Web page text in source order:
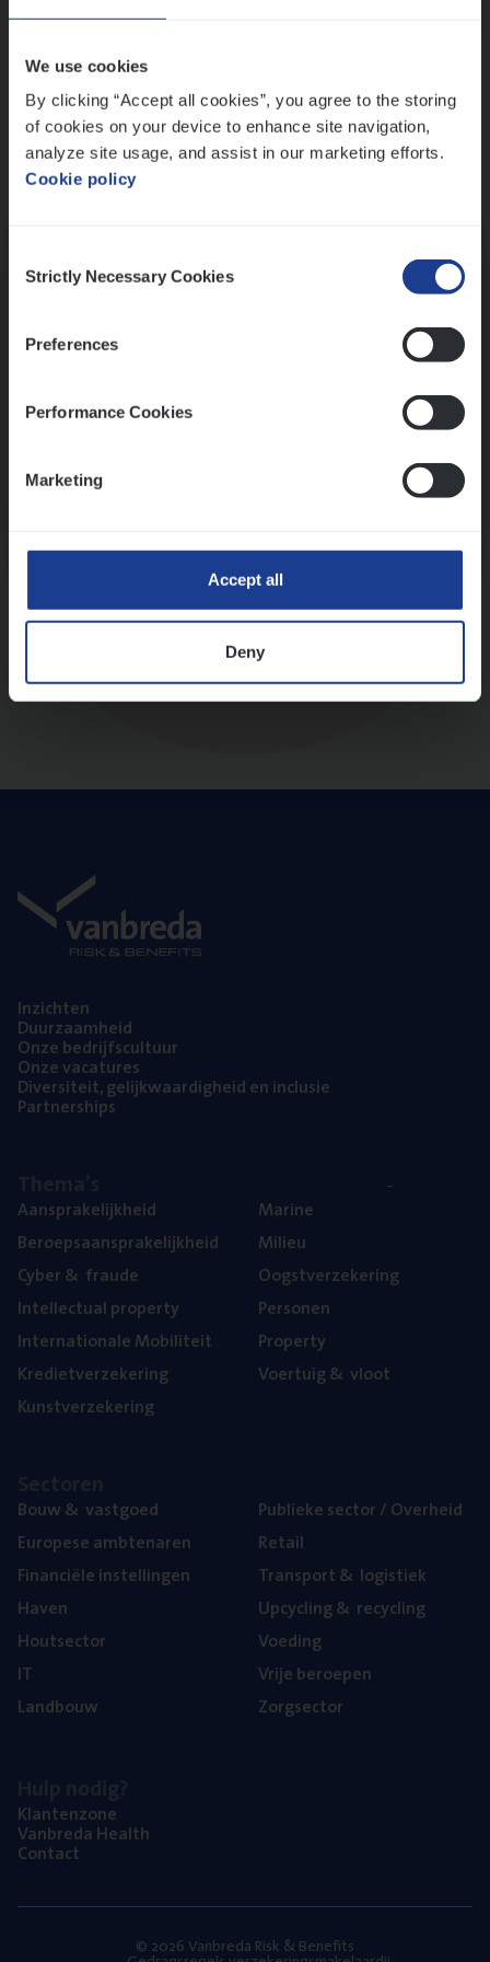
We use cookies
By clicking “Accept all cookies”, you agree to the storing
of cookies on your device to enhance site navigation,
analyze site usage, and assist in our marketing efforts.
Cookie policy
Selection
Strictly Necessary Cookies
Preferences
Performance Cookies
Marketing
Accept all
Deny
Inzich­ten
Duur­zaam­heid
Onze bedrijfs­cul­tuur
Onze vaca­tu­res
Diver­si­teit, gelijk­waar­dig­heid en inclusie
Part­ner­ships
Aan­spra­ke­lijk­heid
Beroeps­aan­spra­ke­lijk­heid
Cyber& fraude
Intel­lec­tu­al property
Inter­na­ti­o­na­le Mobiliteit
Kre­diet­ver­ze­ke­ring
Kunst­ver­ze­ke­ring
Mari­ne
Mili­eu
Oogst­ver­ze­ke­ring
Per­so­nen
Pro­per­ty
Voer­tuig& vloot
Bouw& vastgoed
Euro­pe­se ambtenaren
Finan­ci­ë­le instellingen
Haven
Hout­sec­tor
IT
Land­bouw
Publie­ke sec­tor / Overheid
Retail
Trans­port& logistiek
Upcy­cling& recycling
Voe­ding
Vrije beroe­pen
Zorg­sec­tor
Klan­ten­zo­ne
Van­b­re­da Health
Con­tact
© 2026 Vanbreda Risk & Benefits